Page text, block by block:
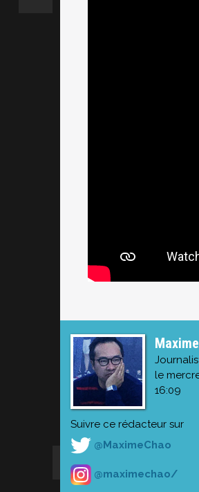
le
16:09
Suivre ce rédacteur sur
@MaximeChao
@maximechao/